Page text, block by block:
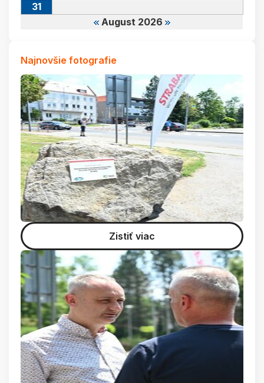
August 2026
31
Najnovšie fotografie
Zistiť viac